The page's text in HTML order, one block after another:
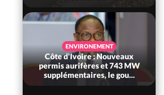
ENVIRONEMENT
Côte d'Ivoire : Nouveaux
permis aurifères et 743 MW
supplémentaires, le gou...